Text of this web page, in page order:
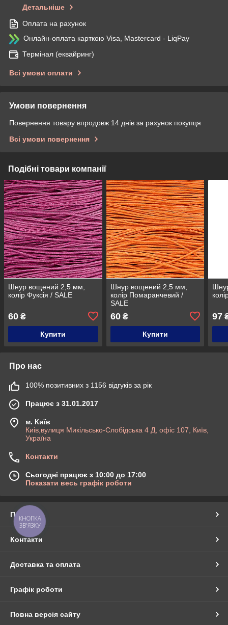
Детальніше
Оплата на рахунок
Онлайн-оплата карткою Visa, Mastercard - LiqPay
Термінал (еквайринг)
Всі умови оплати
Умови повернення
Повернення товару впродовж 14 днів за рахунок покупця
Всі умови повернення
Подібні товари компанії
Шнур вощений 2,5 мм,
колір Фуксія / SALE
60 ₴
Купити
Шнур вощений 2,5 мм,
колір Помаранчевий /
SALE
60₴
Купити
97
Про нас
100% позитивних з 1156 відгуків за рік
Працює з 31.01.2017
м. Київ
Киів,вулиця Микільсько-Слобідська 4 Д, офіс 107, Київ,
Україна
Контакти
Сьогодні працює з 10:00 до 17:00
Показати весь графік роботи
Про нас
Контакти
Доставка та оплата
Графік роботи
Повна версія сайту
КНОПКА
ЗВ'ЯЗКУ